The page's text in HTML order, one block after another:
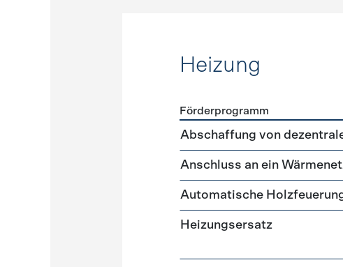
Heizung
Förderprogramme Heizung
Förderprogramm
Abschaffung von
Anschluss an ein
Automatische
Heizungsersatz